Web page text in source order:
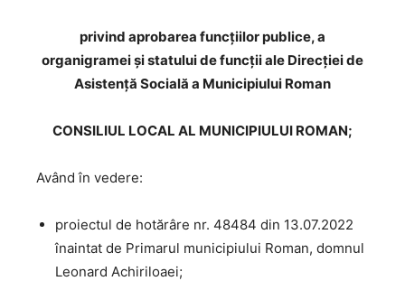
privind aprobarea funcțiilor publice, a
organigramei și statului de funcții ale Direcției de
Asistență Socială a Municipiului Roman
CONSILIUL LOCAL AL MUNICIPIULUI ROMAN;
Având în vedere:
proiectul de hotărâre nr. 48484 din 13.07.2022
înaintat de Primarul municipiului Roman, domnul
Leonard Achiriloaei;